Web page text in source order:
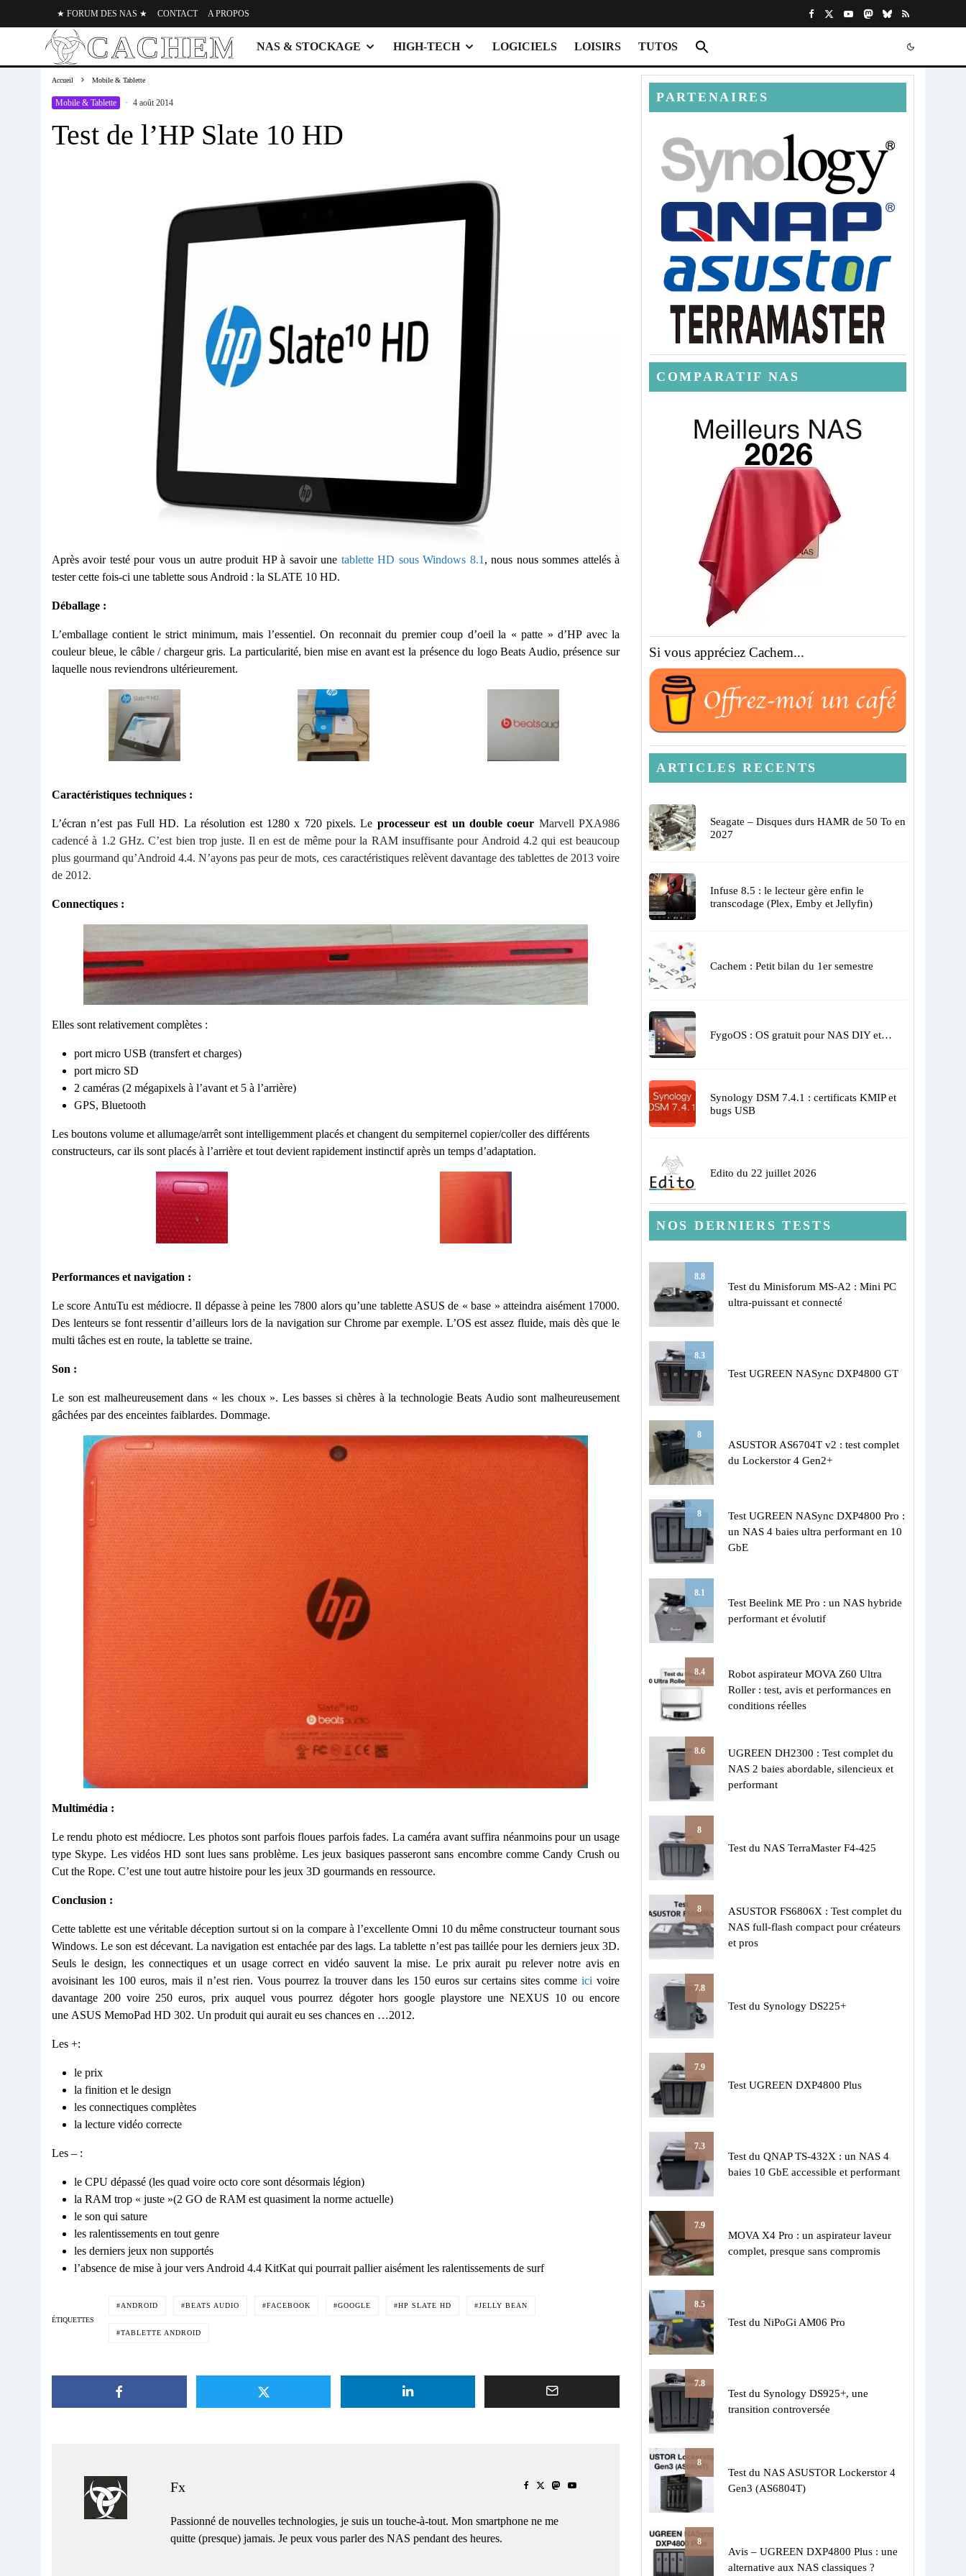
★ FORUM DES NAS ★ CONTACT A PROPOS
NAS & STOCKAGE HIGH-TECH LOGICIELS LOISIRS TUTOS
Accueil Mobile & Tablette
Mobile & Tablette · 4 août 2014
Test de l’HP Slate 10 HD
Après avoir testé pour vous un autre produit HP à savoir une tablette HD sous Windows 8.1 , nous nous sommes attelés à
tester cette fois-ci une tablette sous Android : la SLATE 10 HD.
Déballage :
L’emballage contient le strict minimum, mais l’essentiel. On reconnait du premier coup d’oeil la « patte » d’HP avec la
couleur bleue, le câble / chargeur gris. La particularité, bien mise en avant est la présence du logo Beats Audio, présence sur
laquelle nous reviendrons ultérieurement.
Caractéristiques techniques :
L’écran n’est pas Full HD. La résolution est 1280 x 720 pixels. Le processeur est un double coeur Marvell PXA986
cadencé à 1.2 GHz. C’est bien trop juste. Il en est de même pour la RAM insuffisante pour Android 4.2 qui est beaucoup
plus gourmand qu’Android 4.4. N’ayons pas peur de mots, ces caractéristiques relèvent davantage des tablettes de 2013 voire
de 2012.
Connectiques :
Elles sont relativement complètes :
port micro USB (transfert et charges)
port micro SD
2 caméras (2 mégapixels à l’avant et 5 à l’arrière)
GPS, Bluetooth
Les boutons volume et allumage/arrêt sont intelligemment placés et changent du sempiternel copier/coller des différents
constructeurs, car ils sont placés à l’arrière et tout devient rapidement instinctif après un temps d’adaptation.
Performances et navigation :
Le score AntuTu est médiocre. Il dépasse à peine les 7800 alors qu’une tablette ASUS de « base » atteindra aisément 17000.
Des lenteurs se font ressentir d’ailleurs lors de la navigation sur Chrome par exemple. L’OS est assez fluide, mais dès que le
multi tâches est en route, la tablette se traine.
Son :
Le son est malheureusement dans « les choux ». Les basses si chères à la technologie Beats Audio sont malheureusement
gâchées par des enceintes faiblardes. Dommage.
Multimédia :
Le rendu photo est médiocre. Les photos sont parfois floues parfois fades. La caméra avant suffira néanmoins pour un usage
type Skype. Les vidéos HD sont lues sans problème. Les jeux basiques passeront sans encombre comme Candy Crush ou
Cut the Rope. C’est une tout autre histoire pour les jeux 3D gourmands en ressource.
Conclusion :
Cette tablette est une véritable déception surtout si on la compare à l’excellente Omni 10 du même constructeur tournant sous
Windows. Le son est décevant. La navigation est entachée par des lags. La tablette n’est pas taillée pour les derniers jeux 3D.
Seuls le design, les connectiques et un usage correct en vidéo sauvent la mise. Le prix aurait pu relever notre avis en
avoisinant les 100 euros, mais il n’est rien. Vous pourrez la trouver dans les 150 euros sur certains sites commeici voire
davantage 200 voire 250 euros, prix auquel vous pourrez dégoter hors google playstore une NEXUS 10 ou encore
une ASUS MemoPad HD 302. Un produit qui aurait eu ses chances en …2012.
Les +:
le prix
la finition et le design
les connectiques complètes
la lecture vidéo correcte
Les – :
le CPU dépassé (les quad voire octo core sont désormais légion)
la RAM trop « juste »(2 GO de RAM est quasiment la norme actuelle)
le son qui sature
les ralentissements en tout genre
les derniers jeux non supportés
l’absence de mise à jour vers Android 4.4 KitKat qui pourrait pallier aisément les ralentissements de surf
ÉTIQUETTES
ANDROID BEATS AUDIO FACEBOOK GOOGLE HP SLATE HD JELLY BEAN
TABLETTE ANDROID
Fx
Passionné de nouvelles technologies, je suis un touche-à-tout. Mon smartphone ne me
quitte (presque) jamais. Je peux vous parler des NAS pendant des heures.
PARTENAIRES
COMPARATIF NAS
Si vous appréciez Cachem...
ARTICLES RECENTS
Seagate – Disques durs HAMR de 50 To en
2027
Infuse 8.5 : le lecteur gère enfin le
transcodage (Plex, Emby et Jellyfin)
Cachem : Petit bilan du 1er semestre
FygoOS : OS gratuit pour NAS DIY et…
Synology DSM 7.4.1 : certificats KMIP et
bugs USB
Edito du 22 juillet 2026
NOS DERNIERS TESTS
8.8
Test du Minisforum MS-A2 : Mini PC
ultra-puissant et connecté
8.3
Test UGREEN NASync DXP4800 GT
8
ASUSTOR AS6704T v2 : test complet
du Lockerstor 4 Gen2+
8
Test UGREEN NASync DXP4800 Pro :
un NAS 4 baies ultra performant en 10
GbE
8.1
Test Beelink ME Pro : un NAS hybride
performant et évolutif
8.4
Robot aspirateur MOVA Z60 Ultra
Roller : test, avis et performances en
conditions réelles
8.6
UGREEN DH2300 : Test complet du
NAS 2 baies abordable, silencieux et
performant
8
Test du NAS TerraMaster F4-425
8
ASUSTOR FS6806X : Test complet du
NAS full-flash compact pour créateurs
et pros
7.8
Test du Synology DS225+
7.9
Test UGREEN DXP4800 Plus
7.3
Test du QNAP TS-432X : un NAS 4
baies 10 GbE accessible et performant
7.9
MOVA X4 Pro : un aspirateur laveur
complet, presque sans compromis
8.5
Test du NiPoGi AM06 Pro
7.8
Test du Synology DS925+, une
transition controversée
8
Test du NAS ASUSTOR Lockerstor 4
Gen3 (AS6804T)
8
Avis – UGREEN DXP4800 Plus : une
alternative aux NAS classiques ?